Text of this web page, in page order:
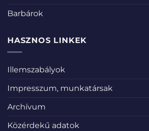
Barbárok
HASZNOS LINKEK
Illemszabályok
Impresszum, munkatársak
Archívum
Közérdekű adatok